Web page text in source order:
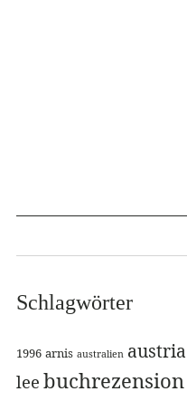
Schlagwörter
1996 arnis australien austria
lee buchrezension